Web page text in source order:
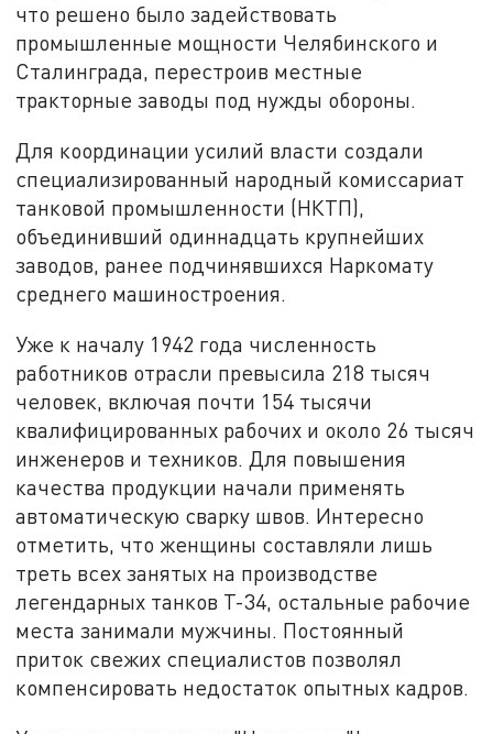
что решено было задействовать
промышленные мощности Челябинского и
Сталинграда, перестроив местные
тракторные заводы под нужды обороны.
Для координации усилий власти создали
специализированный народный комиссариат
танковой промышленности (НКТП),
объединивший одиннадцать крупнейших
заводов, ранее подчинявшихся Наркомату
среднего машиностроения.
Уже к началу 1942 года численность
работников отрасли превысила 218 тысяч
человек, включая почти 154 тысячи
квалифицированных рабочих и около 26 тысяч
инженеров и техников. Для повышения
качества продукции начали применять
автоматическую сварку швов. Интересно
отметить, что женщины составляли лишь
треть всех занятых на производстве
легендарных танков Т-34, остальные рабочие
места занимали мужчины. Постоянный
приток свежих специалистов позволял
компенсировать недостаток опытных кадров.